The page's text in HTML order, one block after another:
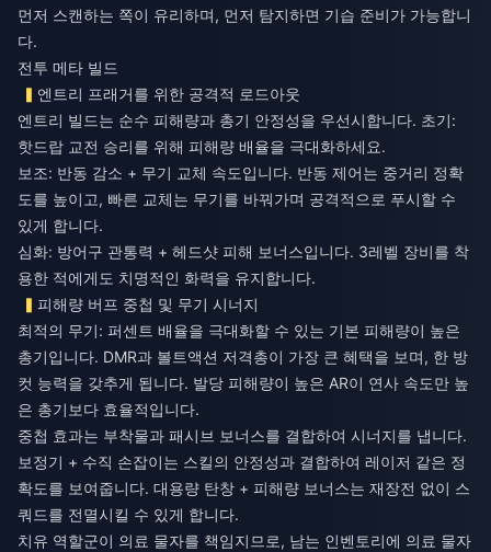
먼저 스캔하는 쪽이 유리하며, 먼저 탐지하면 기습 준비가 가능합니
다.
전투 메타 빌드
엔트리 프래거를 위한 공격적 로드아웃
엔트리 빌드는 순수 피해량과 총기 안정성을 우선시합니다. 초기:
핫드랍 교전 승리를 위해 피해량 배율을 극대화하세요.
보조: 반동 감소 + 무기 교체 속도입니다. 반동 제어는 중거리 정확
도를 높이고, 빠른 교체는 무기를 바꿔가며 공격적으로 푸시할 수
있게 합니다.
심화: 방어구 관통력 + 헤드샷 피해 보너스입니다. 3레벨 장비를 착
용한 적에게도 치명적인 화력을 유지합니다.
피해량 버프 중첩 및 무기 시너지
최적의 무기: 퍼센트 배율을 극대화할 수 있는 기본 피해량이 높은
총기입니다. DMR과 볼트액션 저격총이 가장 큰 혜택을 보며, 한 방
컷 능력을 갖추게 됩니다. 발당 피해량이 높은 AR이 연사 속도만 높
은 총기보다 효율적입니다.
중첩 효과는 부착물과 패시브 보너스를 결합하여 시너지를 냅니다.
보정기 + 수직 손잡이는 스킬의 안정성과 결합하여 레이저 같은 정
확도를 보여줍니다. 대용량 탄창 + 피해량 보너스는 재장전 없이 스
쿼드를 전멸시킬 수 있게 합니다.
치유 역할군이 의료 물자를 책임지므로, 남는 인벤토리에 의료 물자